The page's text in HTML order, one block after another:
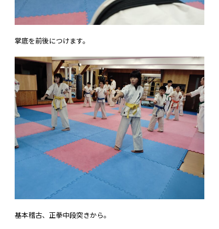
掌底を前後につけます。
基本稽古、正拳中段突きから。